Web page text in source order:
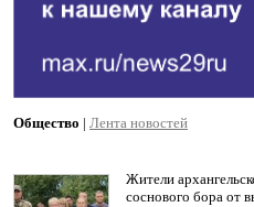
Общество | Лента новостей
Жители
соснового бора от